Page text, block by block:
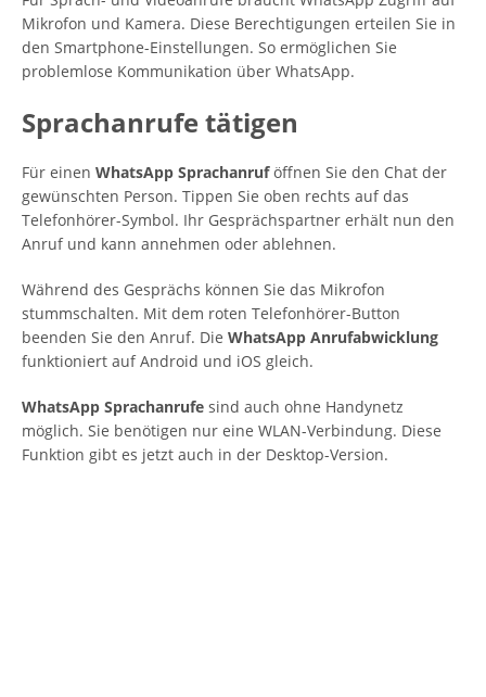
Mikrofon und Kamera. Diese Berechtigungen erteilen Sie in
den Smartphone-Einstellungen. So ermöglichen Sie
problemlose Kommunikation über WhatsApp.
Sprachanrufe tätigen
Für einen WhatsApp Sprachanruföffnen Sie den Chat der
gewünschten Person. Tippen Sie oben rechts auf das
Telefonhörer-Symbol. Ihr Gesprächspartner erhält nun den
Anruf und kann annehmen oder ablehnen.
Während des Gesprächs können Sie das Mikrofon
stummschalten. Mit dem roten Telefonhörer-Button
beenden Sie den Anruf. Die WhatsApp Anrufabwicklung
funktioniert auf Android und iOS gleich.
WhatsApp Sprachanrufe sind auch ohne Handynetz
möglich. Sie benötigen nur eine WLAN-Verbindung. Diese
Funktion gibt es jetzt auch in der Desktop-Version.